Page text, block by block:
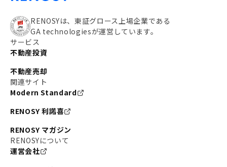
RENOSYは、東証グロース上場企業である
GA technologiesが運営しています。
サービス
不動産投資
不動産売却
関連サイト
Modern Standard
RENOSY 利諾喜
RENOSY マガジン
RENOSYについて
運営会社